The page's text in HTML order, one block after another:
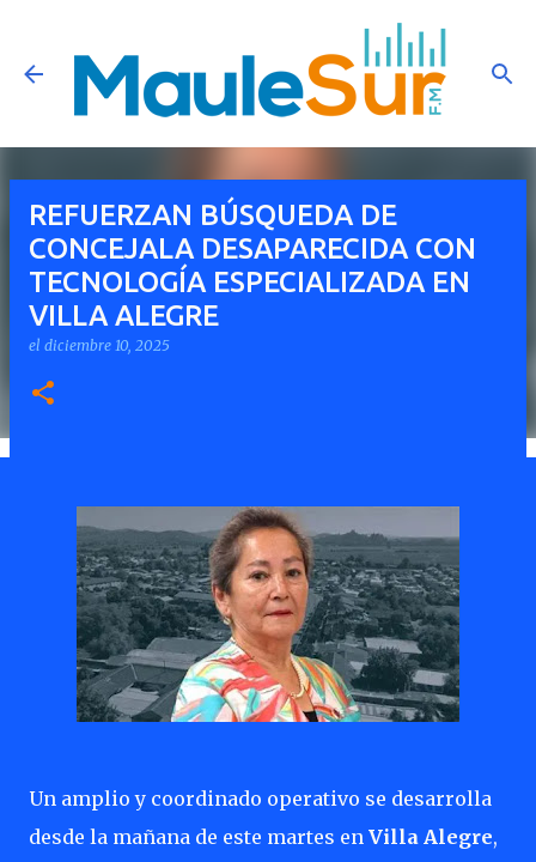
Ir al contenido principal
REFUERZAN BÚSQUEDA DE
CONCEJALA DESAPARECIDA CON
TECNOLOGÍA ESPECIALIZADA EN
VILLA ALEGRE
el diciembre 10, 2025
Un amplio y coordinado operativo se desarrolla
desde la mañana de este martes en Villa Alegre,